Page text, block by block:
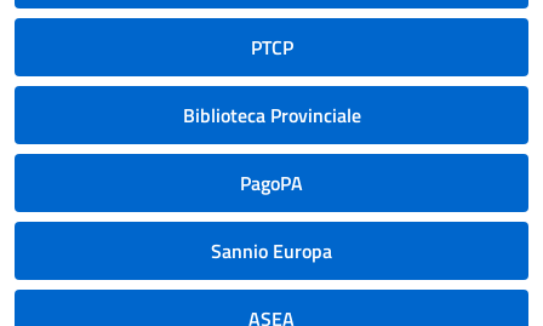
PTCP
Biblioteca Provinciale
PagoPA
Sannio Europa
ASEA